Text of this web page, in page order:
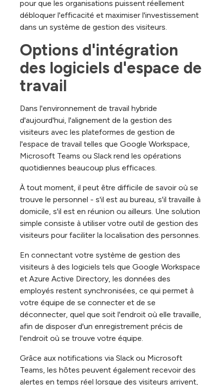
pour que les organisations puissent réellement
débloquer l'efficacité et maximiser l'investissement
dans un système de gestion des visiteurs.
Options d'intégration
des logiciels d'espace de
travail
Dans l'environnement de travail hybride
d'aujourd'hui, l'alignement de la gestion des
visiteurs avec les plateformes de gestion de
l'espace de travail telles que Google Workspace,
Microsoft Teams ou Slack rend les opérations
quotidiennes beaucoup plus efficaces.
À tout moment, il peut être difficile de savoir où se
trouve le personnel - s'il est au bureau, s'il travaille à
domicile, s'il est en réunion ou ailleurs. Une solution
simple consiste à utiliser votre outil de gestion des
visiteurs pour faciliter la localisation des personnes.
En connectant votre système de gestion des
visiteurs à des logiciels tels que Google Workspace
et Azure Active Directory, les données des
employés restent synchronisées, ce qui permet à
votre équipe de se connecter et de se
déconnecter, quel que soit l'endroit où elle travaille,
afin de disposer d'un enregistrement précis de
l'endroit où se trouve votre équipe.
Grâce aux notifications via Slack ou Microsoft
Teams, les hôtes peuvent également recevoir des
alertes en temps réel lorsque des visiteurs arrivent,